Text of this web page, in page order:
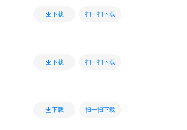
下载 扫一扫下载
下载 扫一扫下载
下载 扫一扫下载